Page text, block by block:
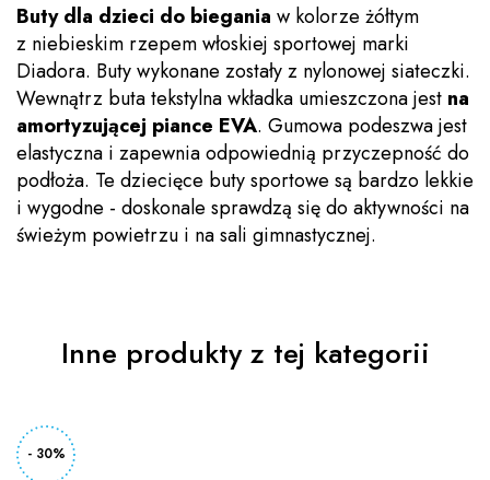
Buty dla dzieci do biegania w kolorze żółtym
z niebieskim rzepem włoskiej sportowej marki
Diadora. Buty wykonane zostały z nylonowej siateczki.
Wewnątrz buta tekstylna wkładka umieszczona jest na
amortyzującej piance EVA. Gumowa podeszwa jest
elastyczna i zapewnia odpowiednią przyczepność do
podłoża. Te dziecięce buty sportowe są bardzo lekkie
i wygodne - doskonale sprawdzą się do aktywności na
świeżym powietrzu i na sali gimnastycznej.
Inne produkty z tej kategorii
- 30%